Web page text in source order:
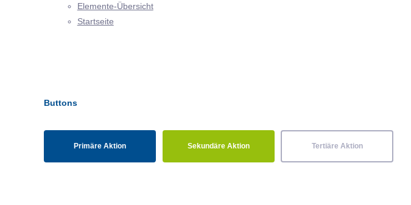
Elemente-Übersicht
Startseite
Buttons
Primäre Aktion Sekundäre Aktion Tertiäre Aktion